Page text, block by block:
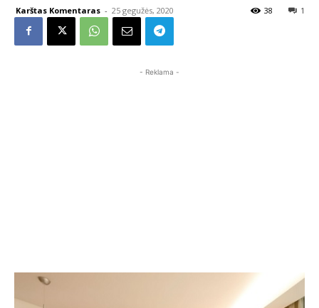
Karštas Komentaras - 25 gegužės, 2020 1
38
- Reklama -